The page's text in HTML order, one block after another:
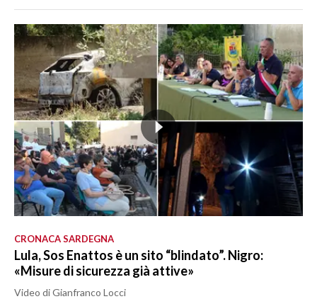
CRONACA SARDEGNA
Lula, Sos Enattos è un sito “blindato”. Nigro:
«Misure di sicurezza già attive»
Video di Gianfranco Locci